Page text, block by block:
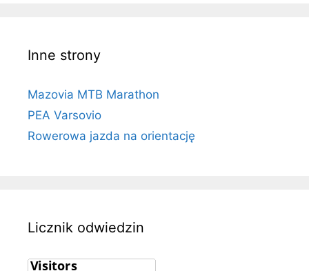
Inne strony
Mazovia MTB Marathon
PEA Varsovio
Rowerowa jazda na orientację
Licznik odwiedzin